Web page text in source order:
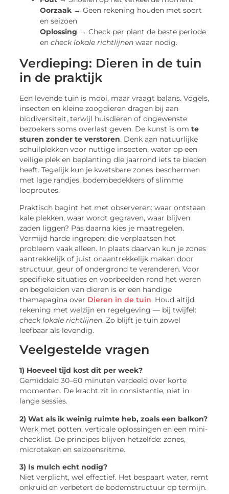
Oorzaak → Geen rekening houden met soort
en seizoen
Oplossing → Check per plant de beste periode
encheck lokale richtlijnen waar nodig.
Verdieping: Dieren in de tuin
in de praktijk
Een levende tuin is mooi, maar vraagt balans. Vogels,
insecten en kleine zoogdieren dragen bij aan
biodiversiteit, terwijl huisdieren of ongewenste
bezoekers soms overlast geven. De kunst is omte
sturen zonder te verstoren. Denk aan natuurlijke
schuilplekken voor nuttige insecten, water op een
veilige plek en beplanting die jaarrond iets te bieden
heeft. Tegelijk kun je kwetsbare zones beschermen
met lage randjes, bodembedekkers of slimme
looproutes.
Praktisch begint het met observeren: waar ontstaan
kale plekken, waar wordt gegraven, waar blijven
zaden liggen? Pas daarna kies je maatregelen.
Vermijd harde ingrepen; die verplaatsen het
probleem vaak alleen. In plaats daarvan kun je zones
aantrekkelijk of juist onaantrekkelijk maken door
structuur, geur of ondergrond te veranderen. Voor
specifieke situaties en voorbeelden rond het weren
en begeleiden van dieren is er een handige
themapagina over Dieren in de tuin. Houd altijd
rekening met welzijn en regelgeving — bij twijfel:
check lokale richtlijnen. Zo blijft je tuin zowel
leefbaar als levendig.
Veelgestelde vragen
1) Hoeveel tijd kost dit per week?
Gemiddeld 30–60 minuten verdeeld over korte
momenten. De kracht zit in consistentie, niet in
lange sessies.
2) Wat als ik weinig ruimte heb, zoals een balkon?
Werk met potten, verticale oplossingen en een mini-
checklist. De principes blijven hetzelfde: zones,
microtaken en seizoensritme.
3) Is mulch echt nodig?
Niet verplicht, wel effectief. Het bespaart water, remt
onkruid en verbetert de bodemstructuur op termijn.